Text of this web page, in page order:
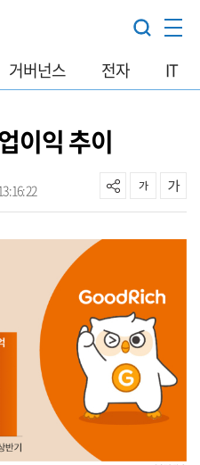
거버넌스 전자 IT
이익 추이